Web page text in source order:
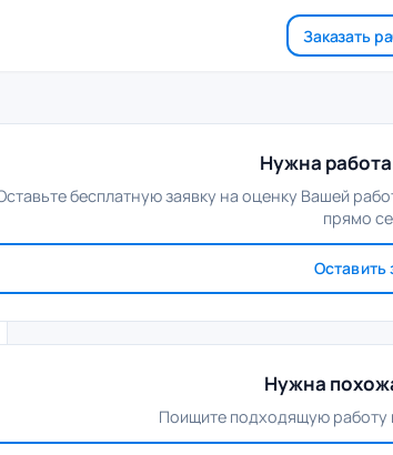
Заказать
Нужна
бесплатную заявку на оценку Вашей
прямо
Оставить
Нужна
Поищите подходящую работу